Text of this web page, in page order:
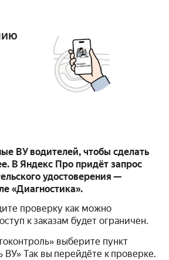
ВУ водителей, чтобы сделать
В Яндекс Про придёт запрос
удостоверения —
«Диагностика».
проверку как можно
к заказам будет ограничен.
выберите пункт
ВУ» Так вы перейдёте к проверке.